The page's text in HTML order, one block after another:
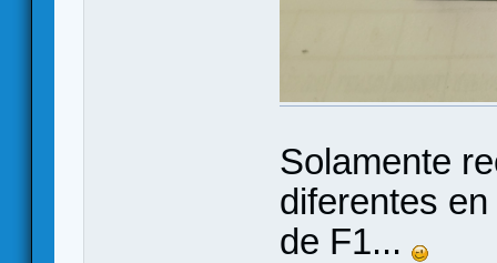
Solamente
diferentes
de F1...